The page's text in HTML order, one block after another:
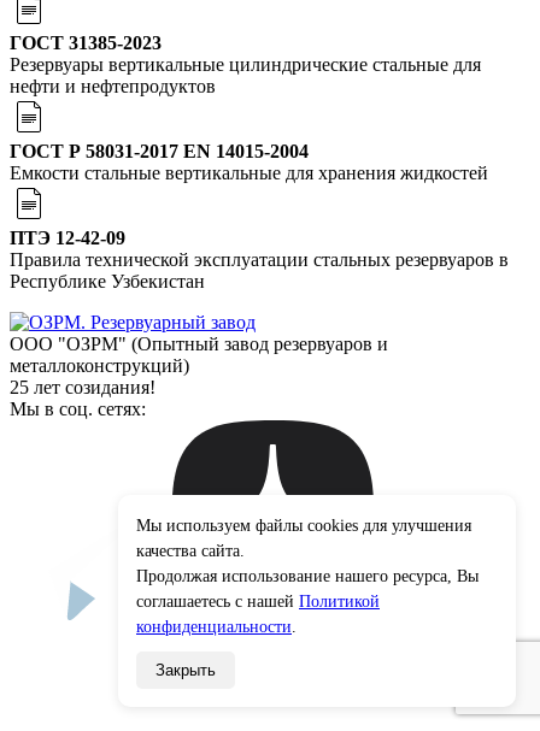
ГОСТ 31385-2023
Резервуары вертикальные цилиндрические стальные для
нефти и нефтепродуктов
ГОСТ Р 58031-2017 EN 14015-2004
Емкости стальные вертикальные для хранения жидкостей
ПТЭ 12-42-09
Правила технической эксплуатации стальных резервуаров в
Республике Узбекистан
ООО "ОЗРМ" (Опытный завод резервуаров и
металлоконструкций)
25 лет созидания!
Мы в соц. сетях:
Мы используем файлы cookies для улучшения
качества сайта.
Продолжая использование нашего ресурса, Вы
соглашаетесь с нашей Политикой
конфиденциальности.
Закрыть